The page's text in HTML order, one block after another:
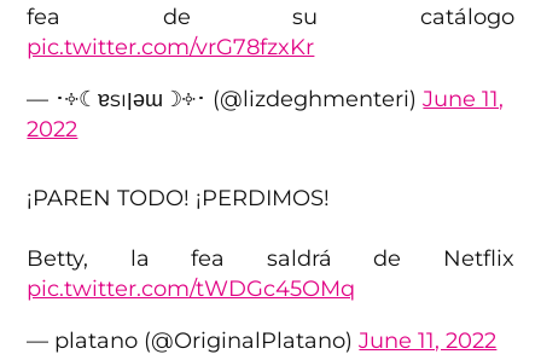
fea de su catálogo
pic.twitter.com/vrG78fzxKr
— ･༓☾ɐsıןǝɯ☽༓･ (@lizdeghmenteri)June 11,
2022
¡PAREN TODO! ¡PERDIMOS!
Betty, la fea saldrá de Netflix
pic.twitter.com/tWDGc45OMq
— platano (@OriginalPlatano)June 11, 2022